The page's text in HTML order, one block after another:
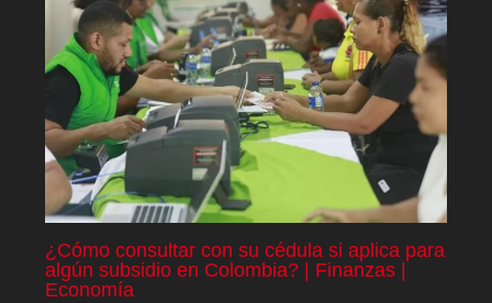
¿Cómo consultar con su cédula si aplica para
algún subsidio en Colombia? | Finanzas |
Economía